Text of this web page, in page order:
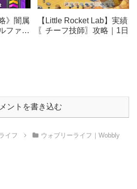
》闇属
ファニ
【Little Rocket Lab】実績
〖チーフ技師〗攻略｜1日に
ントを書き込む
イフ
ウォブリーライフ｜Wobbly